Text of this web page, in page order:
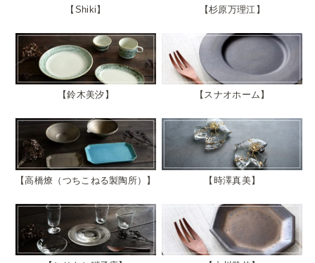
Shiki 杉原万理江
鈴木美汐 スナオホーム
高橋燎（つちこねる製陶所） 時澤真美